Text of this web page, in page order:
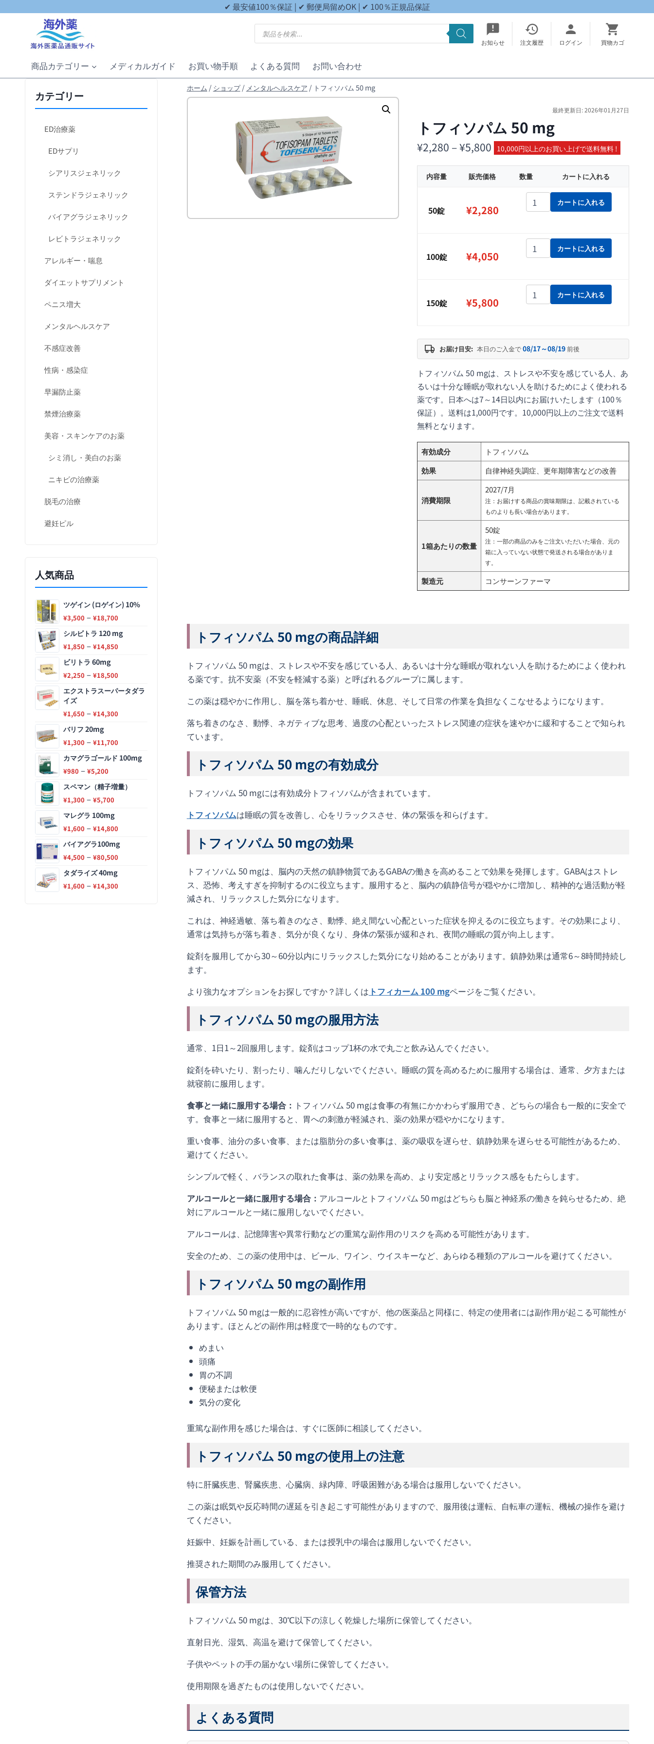
✔ 最安値100％保証 | ✔ 郵便局留めOK | ✔ 100％正規品保証
商
検 お知らせ 注文履歴 ログイン 買物カゴ
商品カテゴリー メディカルガイド お買い物手順 よくある質問 お問い合わせ
ホーム / ショップ / メンタルヘルスケア / トフィソパム 50 mg
最終更新日: 2026年01月27日
トフィソパム 50 mg
¥2,280 –¥5,800価
格
帯:
–
10,000円以上のお買い上げで送料無料 !
内容量 販売価格 数量 カートに入れる
50錠 ¥2,280
トフィソパム 50 mg個
カートに入れる
100錠 ¥4,050
トフィソパム 50 mg個
カートに入れる
150錠 ¥5,800
トフィソパム 50 mg個
カートに入れる
お届け目安: 本日のご入金で08/17～08/19前後
トフィソパム 50 mgは、ストレスや不安を感じている人、あ
るいは十分な睡眠が取れない人を助けるためによく使われる
薬です。日本へは7～14日以内にお届けいたします（100％
保証）。送料は1,000円です。10,000円以上のご注文で送料
無料となります。
有効成分
トフィソパム
効果
自律神経失調症、更年期障害などの改善
消費期限
2027/7月
注：お届けする商品の賞味期限は、記載されている
ものよりも長い場合があります。
1箱あたりの数量
50錠
注：一部の商品のみをご注文いただいた場合、元の
箱に入っていない状態で発送される場合がありま
す。
製造元 コンサーンファーマ
トフィソパム 50 mgの商品詳細
トフィソパム 50 mgは、ストレスや不安を感じている人、あるいは十分な睡眠が取れない人を助けるためによく使われ
る薬です。抗不安薬（不安を軽減する薬）と呼ばれるグループに属します。
この薬は穏やかに作用し、脳を落ち着かせ、睡眠、休息、そして日常の作業を負担なくこなせるようになります。
落ち着きのなさ、動悸、ネガティブな思考、過度の心配といったストレス関連の症状を速やかに緩和することで知られ
ています。
トフィソパム 50 mgの有効成分
トフィソパム 50 mgには有効成分トフィソパムが含まれています。
トフィソパムは睡眠の質を改善し、心をリラックスさせ、体の緊張を和らげます。
トフィソパム 50 mgの効果
トフィソパム 50 mgは、脳内の天然の鎮静物質であるGABAの働きを高めることで効果を発揮します。GABAはストレ
ス、恐怖、考えすぎを抑制するのに役立ちます。服用すると、脳内の鎮静信号が穏やかに増加し、精神的な過活動が軽
減され、リラックスした気分になります。
これは、神経過敏、落ち着きのなさ、動悸、絶え間ない心配といった症状を抑えるのに役立ちます。その効果により、
通常は気持ちが落ち着き、気分が良くなり、身体の緊張が緩和され、夜間の睡眠の質が向上します。
錠剤を服用してから30～60分以内にリラックスした気分になり始めることがあります。鎮静効果は通常6～8時間持続し
ます。
より強力なオプションをお探しですか？詳しくは トフィカーム 100 mgページをご覧ください。
トフィソパム 50 mgの服用方法
通常、1日1～2回服用します。錠剤はコップ1杯の水で丸ごと飲み込んでください。
錠剤を砕いたり、割ったり、噛んだりしないでください。睡眠の質を高めるために服用する場合は、通常、夕方または
就寝前に服用します。
食事と一緒に服用する場合： トフィソパム 50 mgは食事の有無にかかわらず服用でき、どちらの場合も一般的に安全で
す。食事と一緒に服用すると、胃への刺激が軽減され、薬の効果が穏やかになります。
重い食事、油分の多い食事、または脂肪分の多い食事は、薬の吸収を遅らせ、鎮静効果を遅らせる可能性があるため、
避けてください。
シンプルで軽く、バランスの取れた食事は、薬の効果を高め、より安定感とリラックス感をもたらします。
アルコールと一緒に服用する場合： アルコールとトフィソパム 50 mgはどちらも脳と神経系の働きを鈍らせるため、絶
対にアルコールと一緒に服用しないでください。
アルコールは、記憶障害や異常行動などの重篤な副作用のリスクを高める可能性があります。
安全のため、この薬の使用中は、ビール、ワイン、ウイスキーなど、あらゆる種類のアルコールを避けてください。
トフィソパム 50 mgの副作用
トフィソパム 50 mgは一般的に忍容性が高いですが、他の医薬品と同様に、特定の使用者には副作用が起こる可能性が
あります。ほとんどの副作用は軽度で一時的なものです。
めまい
頭痛
胃の不調
便秘または軟便
気分の変化
重篤な副作用を感じた場合は、すぐに医師に相談してください。
トフィソパム 50 mgの使用上の注意
特に肝臓疾患、腎臓疾患、心臓病、緑内障、呼吸困難がある場合は服用しないでください。
この薬は眠気や反応時間の遅延を引き起こす可能性がありますので、服用後は運転、自転車の運転、機械の操作を避け
てください。
妊娠中、妊娠を計画している、または授乳中の場合は服用しないでください。
推奨された期間のみ服用してください。
保管方法
トフィソパム 50 mgは、30℃以下の涼しく乾燥した場所に保管してください。
直射日光、湿気、高温を避けて保管してください。
子供やペットの手の届かない場所に保管してください。
使用期限を過ぎたものは使用しないでください。
よくある質問
カテゴリー
ED治療薬
EDサプリ
シアリスジェネリック
ステンドラジェネリック
バイアグラジェネリック
レビトラジェネリック
アレルギー・喘息
ダイエットサプリメント
ペニス増大
メンタルヘルスケア
不感症改善
性病・感染症
早漏防止薬
禁煙治療薬
美容・スキンケアのお薬
シミ消し・美白のお薬
ニキビの治療薬
脱毛の治療
避妊ピル
人気商品
ツゲイン (ロゲイン) 10%
¥3,500 – ¥18,700
シルビトラ 120 mg
¥1,850 – ¥14,850
ビリトラ 60mg
¥2,250 – ¥18,500
エクストラスーパータダラ
イズ
¥1,650 – ¥14,300
バリフ 20mg
¥1,300 – ¥11,700
カマグラゴールド 100mg
¥980 – ¥5,200
スペマン（精子増量）
¥1,300 – ¥5,700
マレグラ 100mg
¥1,600 – ¥14,800
バイアグラ100mg
¥4,500 – ¥80,500
タダライズ 40mg
¥1,600 – ¥14,300